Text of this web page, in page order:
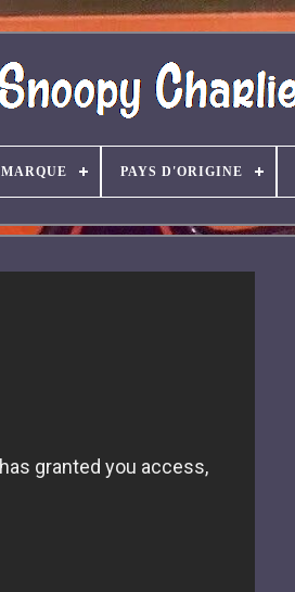
MARQUE PAYS D'ORIGINE